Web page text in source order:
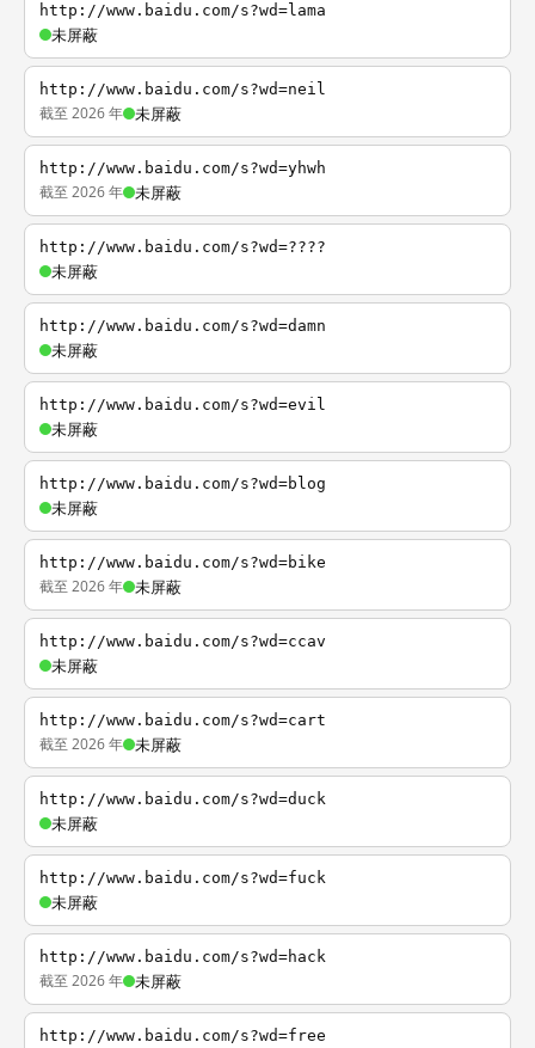
http://www.baidu.com/s?wd=lama
未屏蔽
http://www.baidu.com/s?wd=neil
截至 2026 年 未屏蔽
http://www.baidu.com/s?wd=yhwh
截至 2026 年 未屏蔽
http://www.baidu.com/s?wd=????
未屏蔽
http://www.baidu.com/s?wd=damn
未屏蔽
http://www.baidu.com/s?wd=evil
未屏蔽
http://www.baidu.com/s?wd=blog
未屏蔽
http://www.baidu.com/s?wd=bike
截至 2026 年 未屏蔽
http://www.baidu.com/s?wd=ccav
未屏蔽
http://www.baidu.com/s?wd=cart
截至 2026 年 未屏蔽
http://www.baidu.com/s?wd=duck
未屏蔽
http://www.baidu.com/s?wd=fuck
未屏蔽
http://www.baidu.com/s?wd=hack
截至 2026 年 未屏蔽
http://www.baidu.com/s?wd=free